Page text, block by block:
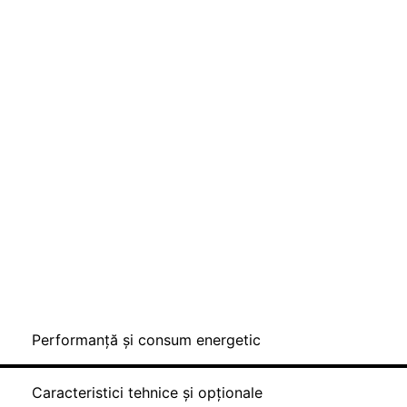
Performanță și consum energetic
Caracteristici tehnice și opționale